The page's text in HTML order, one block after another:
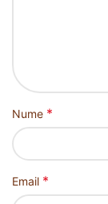
Nume *
Email *